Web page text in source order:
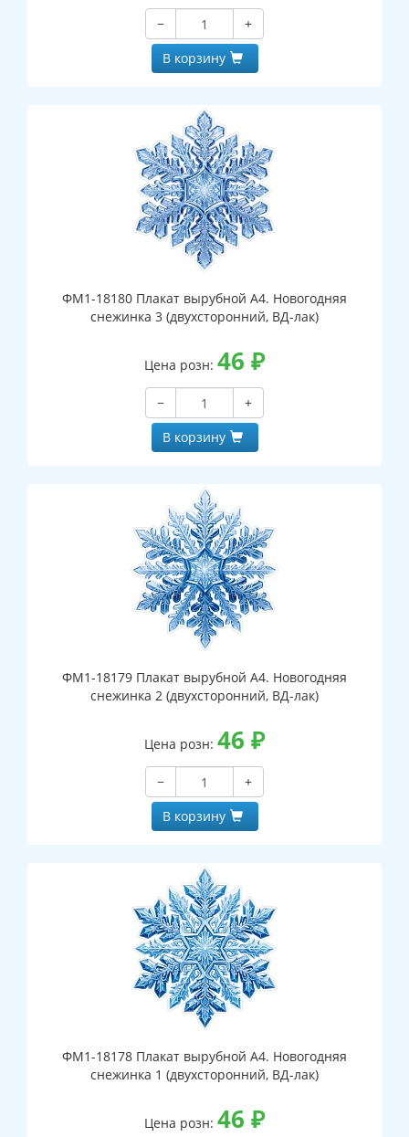
−
+
В корзину
ФМ1-18180 Плакат вырубной А4. Новогодняя
снежинка 3 (двухсторонний, ВД-лак)
Цена розн: 46 ₽
−
+
В корзину
ФМ1-18179 Плакат вырубной А4. Новогодняя
снежинка 2 (двухсторонний, ВД-лак)
Цена розн: 46 ₽
−
+
В корзину
ФМ1-18178 Плакат вырубной А4. Новогодняя
снежинка 1 (двухсторонний, ВД-лак)
Цена розн: 46 ₽